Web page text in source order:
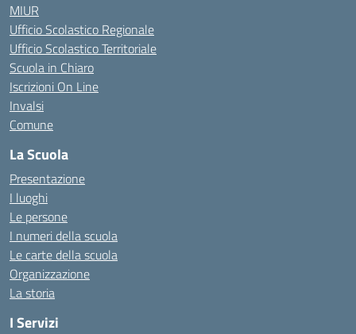
MIUR
Ufficio Scolastico Regionale
Ufficio Scolastico Territoriale
Scuola in Chiaro
Iscrizioni On Line
Invalsi
Comune
La Scuola
Presentazione
I luoghi
Le persone
I numeri della scuola
Le carte della scuola
Organizzazione
La storia
I Servizi